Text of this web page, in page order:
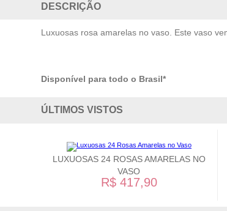
DESCRIÇÃO
Luxuosas rosa amarelas no vaso. Este vaso
Disponível para todo o Brasil*
ÚLTIMOS VISTOS
LUXUOSAS 24 ROSAS AMARELAS NO
VASO
R$ 417,90